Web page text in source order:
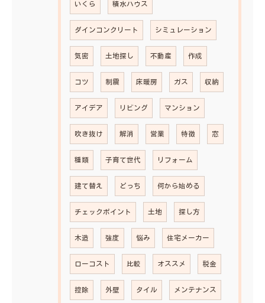
いくら 積水ハウス
ダインコンクリート シミュレーション
気密 土地探し 不動産 作成
コツ 制震 床暖房 ガス 収納
アイデア リビング マンション
吹き抜け 解消 営業 特徴 窓
種類 子育て世代 リフォーム
建て替え どっち 何から始める
チェックポイント 土地 探し方
木造 強度 悩み 住宅メーカー
ローコスト 比較 オススメ 税金
控除 外壁 タイル メンテナンス